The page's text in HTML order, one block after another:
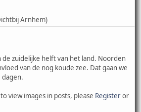
Arnhem)
de zuidelijke helft van het land. Noorden
van de nog koude zee. Dat gaan we
dagen.
view images in posts, please Registeror